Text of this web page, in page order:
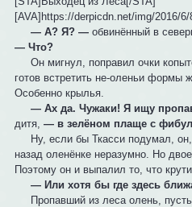
[AVA]https://derpicdn.net/img/2016/
— А? Я? —обвинённый в
— Что?
Он мигнул, поправил очки
готов встретить не-оленьи формы
Особенно крылья.
— Ах да. Чужаки! Я ищу
дитя,— в зелёном плаще с
Ну, если бы Ткасси подумал, он,
назад оленёнке неразумно. Но
Поэтому он и выпалил то, что
— Или хотя бы где здесь
Пропавший из леса олень, пусть